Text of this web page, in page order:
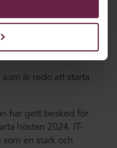
eller som
deras tjänster.
inför hösten
är redo att starta
har gett besked för
hösten 2024. IT-
en stark och